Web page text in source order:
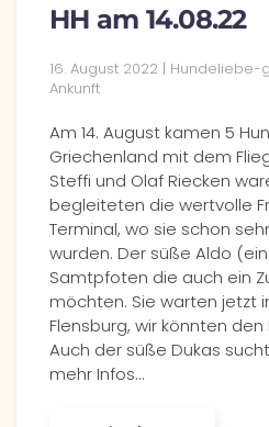
HH am 14.08.22
16. August 2022 |
Ankunft
Am 14. August kamen 5
Griechenland mit dem
Steffi und Olaf Riecken
begleiteten die wertvolle
Terminal, wo sie schon
wurden. Der süße Aldo
Samtpfoten die auch ein
möchten. Sie warten jetzt
Flensburg, wir könnten
Auch der süße Dukas
mehr Infos…